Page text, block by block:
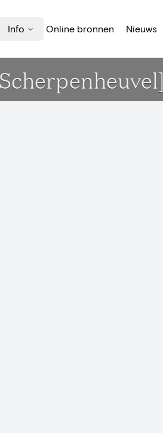
Info Online bronnen Nieuws